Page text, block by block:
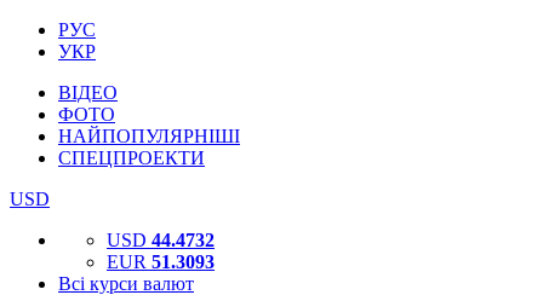
РУС
УКР
ВІДЕО
ФОТО
НАЙПОПУЛЯРНІШІ
СПЕЦПРОЕКТИ
USD
USD 44.4732
EUR 51.3093
Всі курси валют